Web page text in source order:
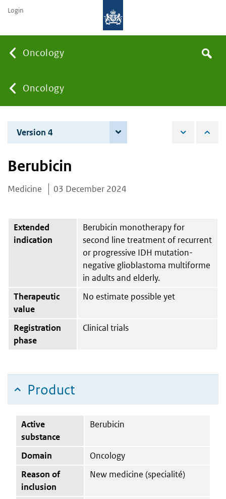
Oncology
You
are
here:
Oncology
the
Search
Login
Version 4
Berubicin
Medicine 03 December 2024
Extended
indication
Berubicin monotherapy for
second line treatment of recurrent
or progressive IDH mutation-
negative glioblastoma multiforme
in adults and elderly.
Therapeutic
value
No estimate possible yet
Registration
phase
Clinical trials
Product
Active
substance
Berubicin
Domain
Oncology
Reason of
inclusion
New medicine (specialité)